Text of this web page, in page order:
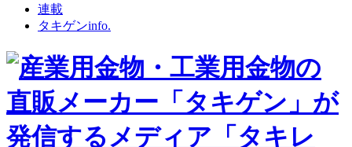
連載
タキゲンinfo.